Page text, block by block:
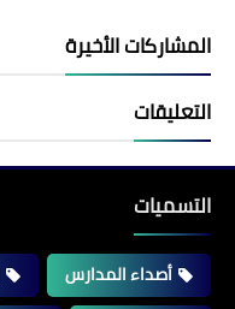
المشاركات الأخيرة
التعليقات
التسميات
أصداء المدارس